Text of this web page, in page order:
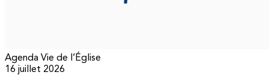
Agenda Vie de l’Église
16 juillet 2026